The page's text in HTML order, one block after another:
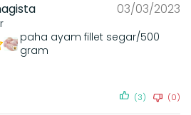
03/03/2023
paha ayam fillet segar/500
gram
(3) (0)